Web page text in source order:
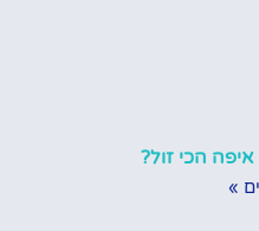
הכי זול?
»